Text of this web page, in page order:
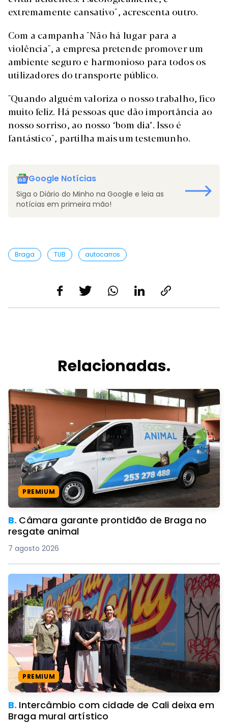
extremamente cansativo", acrescenta outro.
Com a campanha "Não há lugar para a
violência", a empresa pretende promover um
ambiente seguro e harmonioso para todos os
utilizadores do transporte público.
"Quando alguém valoriza o nosso trabalho, fico
muito feliz. Há pessoas que dão importância ao
nosso sorriso, ao nosso ‘bom dia’. Isso é
fantástico", partilha mais um testemunho.
Google Notícias
Siga o Diário do Minho na Google e leia as
notícias em primeira mão!
Braga TUB autocarros
Relacionadas.
PREMIUM
B. Câmara garante prontidão de Braga no
resgate animal
7 agosto 2026
PREMIUM
B. Intercâmbio com cidade de Cali deixa em
Braga mural artístico